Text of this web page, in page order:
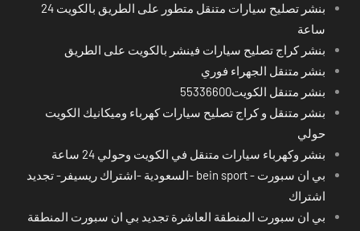
بنشر تصليح سيارات متنقل متطور على الطريق بالكويت 24
ساعة
بنشر كراج تصليح سيارات فينشر بالكويت على الطريق
بنشر متنقل الجهراء فوري
بنشر متنقل الكويت55336600
بنشر متنقل و كراج تصليح سيارات كهرباء وميكانيك الكويت
حولي
بنشر وكهرباء سيارات متنقل في الكويت وحولي 24 ساعة
بي ان سبورت - bein sport -السعودية -اشتراك ريسيفر- تجديد
اشتراك
بي ان سبورت المنطقة العاشرة تجديد بي ان سبورت المنطقة